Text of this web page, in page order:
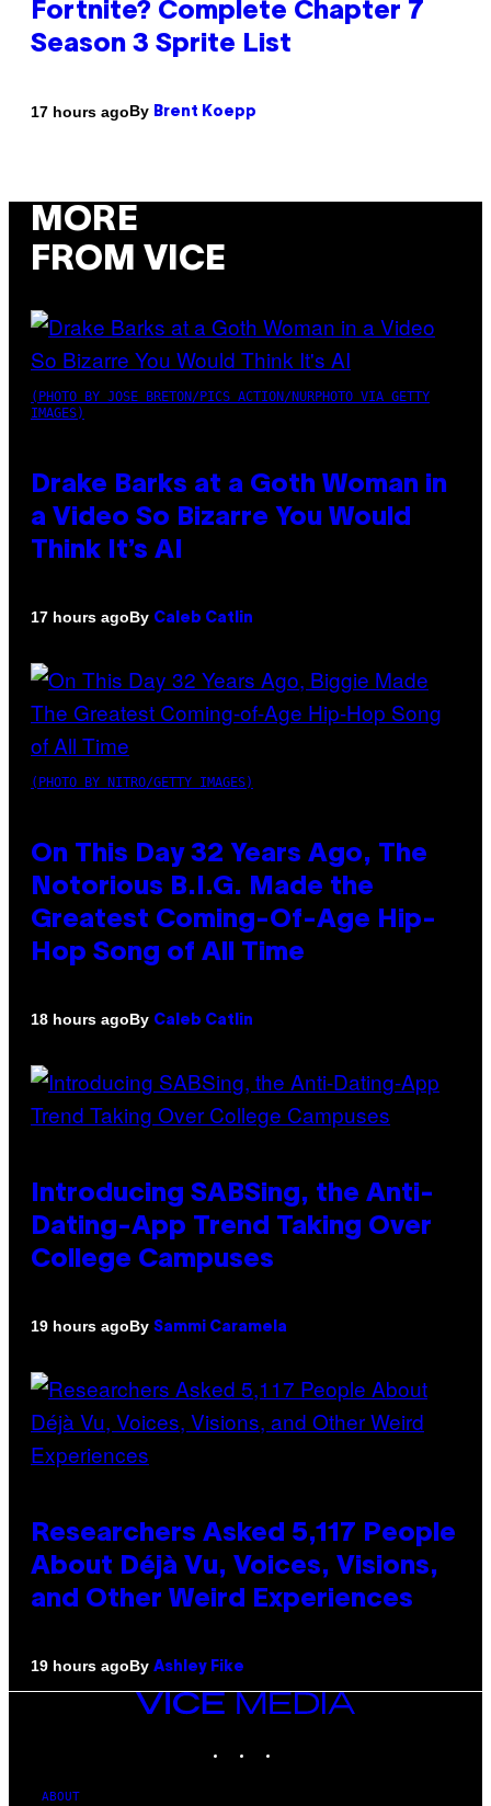
Fortnite? Complete Chapter 7
Season 3 Sprite List
17 hours agoBy Brent Koepp
MORE
FROM VICE
(PHOTO BY JOSE BRETON/PICS ACTION/NURPHOTO VIA GETTY
IMAGES)
Drake Barks at a Goth Woman in
a Video So Bizarre You Would
Think It’s AI
17 hours agoBy Caleb Catlin
(PHOTO BY NITRO/GETTY IMAGES)
On This Day 32 Years Ago, The
Notorious B.I.G. Made the
Greatest Coming-Of-Age Hip-
Hop Song of All Time
18 hours agoBy Caleb Catlin
Introducing SABSing, the Anti-
Dating-App Trend Taking Over
College Campuses
19 hours agoBy Sammi Caramela
Researchers Asked 5,117 People
About Déjà Vu, Voices, Visions,
and Other Weird Experiences
19 hours agoBy Ashley Fike
VICE
MEDIA
ABOUT